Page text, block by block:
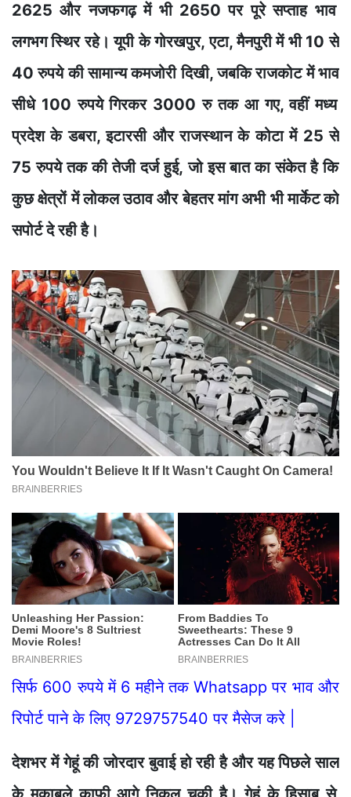
2625 औरनजफगढ़में भी 2650 परपूरेसप्ताहभाव
लगभगस्थिर रहे।यूपीके गोरखपुर, एटा,मैनपुरी में भी 10 से
40 रुपयेकीसामान्यकमजोरीदिखी,जबकिराजकोटमें भाव
सीधे 100रुपये गिरकर 3000 रु तकआगए,वहीं मध्य
प्रदेश केडबरा, इटारसी औरराजस्थानके कोटामें 25 से
75 रुपयेतककी तेजीदर्ज हुई, जइसबातकसंकेत है कि
कुछक्षेत्रों में लोकल उठावऔर बहतर मांगअभीभीमार्केटको
सपोर्टदेरही है।
सिर्फ 600 रुपये में 6 महीने तक Whatsapp पर भाव और
रिपोर्ट पाने के लिए 9729757540 पर मैसेज करे |
देशभरमेंगेहूंकीजोरदार बुवाई हो रही है और यहपिछले साल